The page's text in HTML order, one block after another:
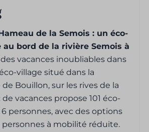
à commander
de la Semois : un éco-
bord de la rivière Semois à
vacances inoubliables dans
village situé dans la
Bouillon, sur les rives de la
vacances propose 101 éco-
personnes, avec des options
personnes à mobilité réduite.